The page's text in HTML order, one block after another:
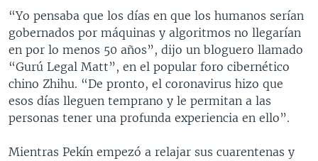
“Yo pensaba que los días en que los humanos serían
gobernados por máquinas y algoritmos no llegarían
en por lo menos 50 años”, dijo un bloguero llamado
“Gurú Legal Matt”, en el popular foro cibernético
chino Zhihu. “De pronto, el coronavirus hizo que
esos días lleguen temprano y le permitan a las
personas tener una profunda experiencia en ello”.
Mientras Pekín empezó a relajar sus cuarentenas y